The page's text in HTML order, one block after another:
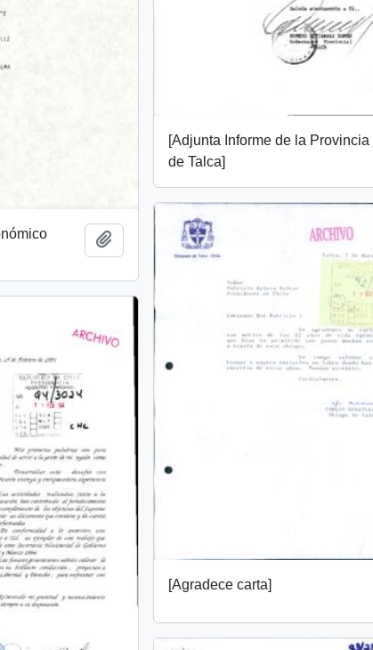
[Adjunta Informe de la Provincia
de Talca]
Añadir al portapapeles
[Agradece carta]